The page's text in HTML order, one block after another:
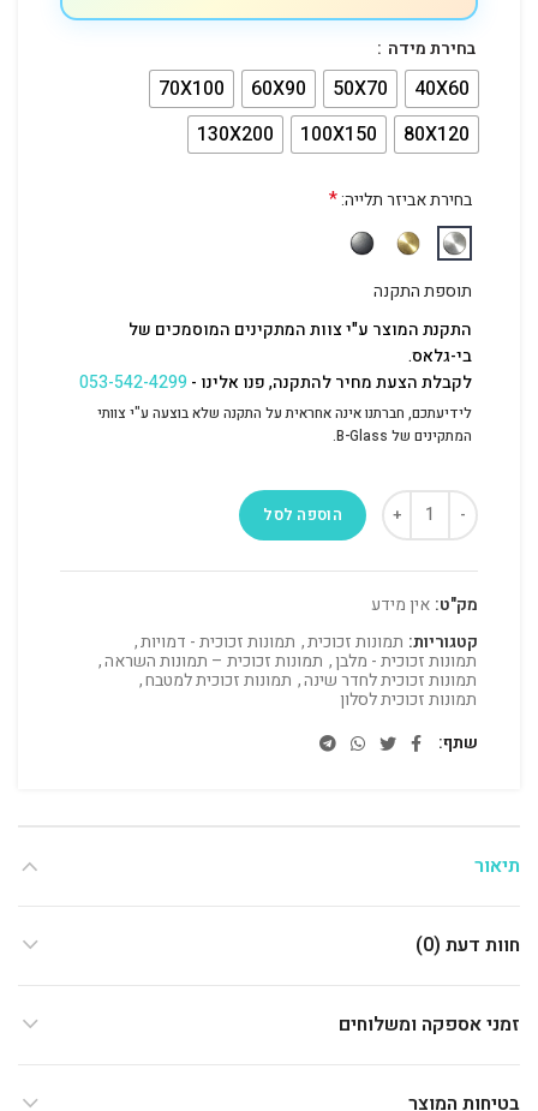
בחירת מידה
40X60
50X70
60X90
70X100
80X120
100X150
130X200
בחירת אביזר תלייה:*
תוספת התקנה
התקנת המוצר ע"י צוות המתקינים המוסמכים של
בי-גלאס.
לקבלת הצעת מחיר להתקנה, פנו אלינו -053-542-4299
לידיעתכם, חברתנו אינה אחראית על התקנה שלא בוצעה ע"י צוותי
המתקינים של B-Glass.
הוספה לסל
מק"ט: אין מידע
קטגוריות: תמונות זכוכית, תמונות זכוכית - דמויות,
תמונות זכוכית - מלבן, תמונות זכוכית – תמונות השראה,
תמונות זכוכית לחדר שינה, תמונות זכוכית למטבח,
תמונות זכוכית לסלון
שתף
תיאור
חוות דעת (0)
זמני אספקה ומשלוחים
בטיחות המוצר